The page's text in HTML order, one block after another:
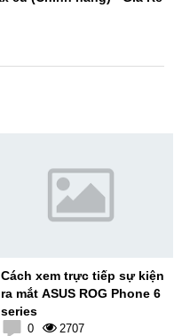
Cách xem trực tiếp sự kiện
ra mắt ASUS ROG Phone 6
series
0 2707